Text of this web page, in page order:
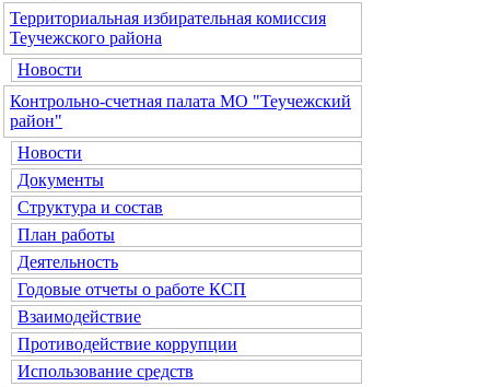
Территориальная избирательная комиссия
Теучежского района
Новости
Контрольно-счетная палата МО "Теучежский
район"
Новости
Документы
Структура и состав
План работы
Деятельность
Годовые отчеты о работе КСП
Взаимодействие
Противодействие коррупции
Использование средств